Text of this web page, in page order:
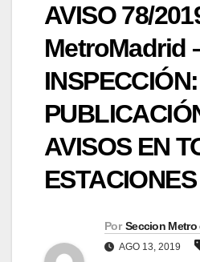
AVISO 78/
MetroMadrid
INSPECCIÓN:
AVISOS EN
ESTACIONES
Por Seccion Metro
AGO 13, 2019